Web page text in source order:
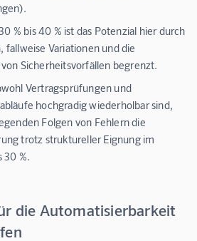
% bis 40 % ist das Potenzial hier durch
fallweise Variationen und die
Sicherheitsvorfällen begrenzt.
Vertragsprüfungen und
hochgradig wiederholbar sind,
Folgen von Fehlern die
trotz struktureller Eignung im
30 %.
die Automatisierbarkeit